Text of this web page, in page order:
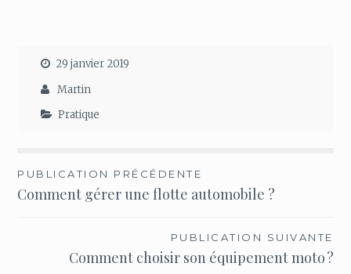
29 janvier 2019
Martin
Pratique
Navigation
de
PUBLICATION PRÉCÉDENTE
Comment gérer une flotte automobile ?
PUBLICATION SUIVANTE
Comment choisir son équipement moto ?